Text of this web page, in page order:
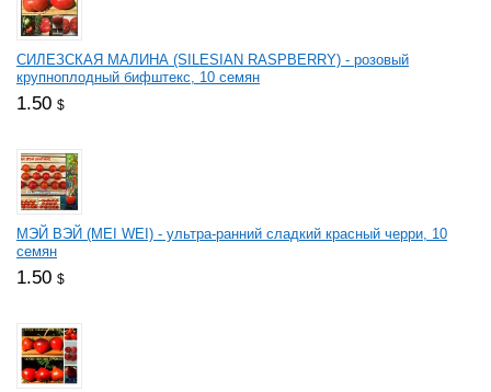
СИЛЕЗСКАЯ МАЛИНА (SILESIAN RASPBERRY) - розовый
крупноплодный бифштекс, 10 семян
1.50 $
МЭЙ ВЭЙ (MEI WEI) - ультра-ранний сладкий красный черри, 10
семян
1.50 $